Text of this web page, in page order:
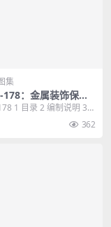
集
178：金属装饰保温
保温构造
1 目录 2 编制说明 3
用表 10 外墙基本...
362